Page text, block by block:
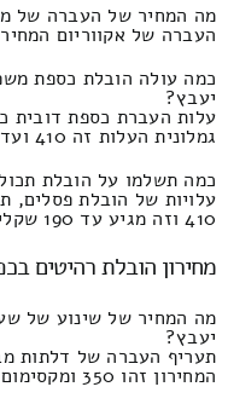
מה המחיר של העברה של
העברה של אקווריום המחיר הינו 540 ולא יותר
כמה עולה הובלת כספת
יעבץ?
עלות העברת כספת דובית
גמלונית העלות זה 410 ועד 170 ש"ח.
כמה תשלמו על הובלת
עלויות של הובלת פסלים,
410 וזה מגיע עד 190 שקלים חדשים.
מחירון הובלת רהיטים
מה המחיר של שינוע של
יעבץ?
תעריף העברה של דלתות
המחירון זהו 350 ומקסימום 210 שקל חדש.